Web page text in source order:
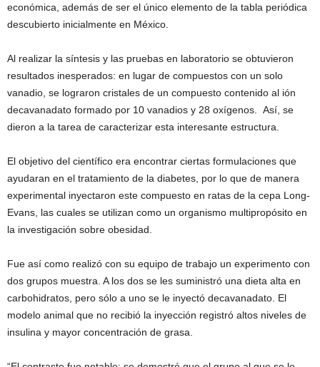
económica, además de ser el único elemento de la tabla periódica
descubierto inicialmente en México.
Al realizar la síntesis y las pruebas en laboratorio se obtuvieron
resultados inesperados: en lugar de compuestos con un solo
vanadio, se lograron cristales de un compuesto contenido al ión
decavanadato formado por 10 vanadios y 28 oxígenos. Así, se
dieron a la tarea de caracterizar esta interesante estructura.
El objetivo del científico era encontrar ciertas formulaciones que
ayudaran en el tratamiento de la diabetes, por lo que de manera
experimental inyectaron este compuesto en ratas de la cepa Long-
Evans, las cuales se utilizan como un organismo multipropósito en
la investigación sobre obesidad.
Fue así como realizó con su equipo de trabajo un experimento con
dos grupos muestra. A los dos se les suministró una dieta alta en
carbohidratos, pero sólo a uno se le inyectó decavanadato. El
modelo animal que no recibió la inyección registró altos niveles de
insulina y mayor concentración de grasa.